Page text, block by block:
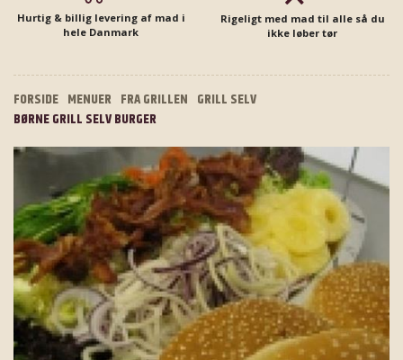
Hurtig & billig levering af mad i
hele Danmark
Rigeligt med mad til alle så du
ikke løber tør
FORSIDE MENUER FRA GRILLEN GRILL SELV
BØRNE GRILL SELV BURGER